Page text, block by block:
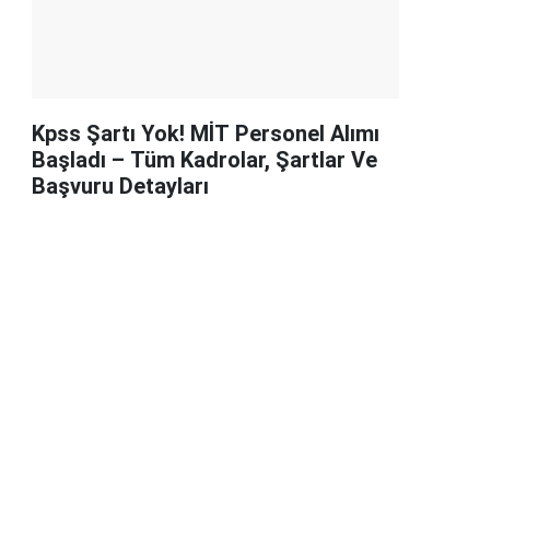
Kpss Şartı Yok! MİT Personel Alımı
Başladı – Tüm Kadrolar, Şartlar Ve
Başvuru Detayları